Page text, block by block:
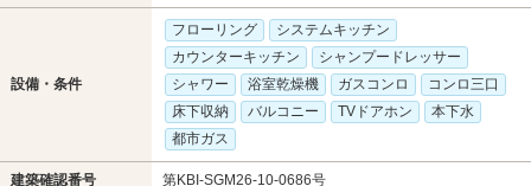
設備・条件
フローリング
システムキッチン
カウンターキッチン
シャンプードレッサー
シャワー
浴室乾燥機 ガスコンロ
コンロ三口
床下収納
バルコニー TVドアホン
本下水
都市ガス
建築確認番号 第KBI-SGM26-10-0686号